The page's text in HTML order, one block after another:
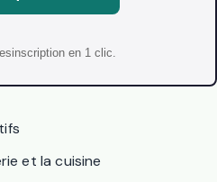
en 1 clic.
et la cuisine